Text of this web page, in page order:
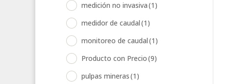
medición no invasiva(1)
medidor de caudal(1)
monitoreo de caudal(1)
Producto con Precio(9)
pulpas mineras(1)